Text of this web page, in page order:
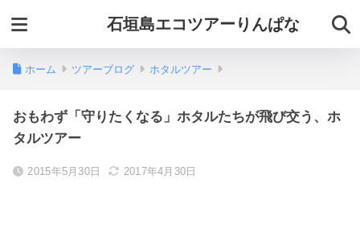
石垣島エコツアーりんぱな
ホーム ツアーブログ ホタルツアー
おもわず「守りたくなる」ホタルたちが飛び交う、ホ
タルツアー
2015年5月30日 2017年4月30日